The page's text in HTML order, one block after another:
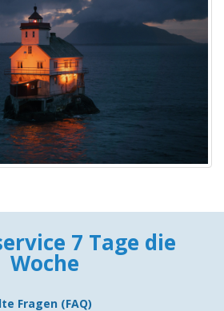
7 Tage die
Woche
Fragen (FAQ)